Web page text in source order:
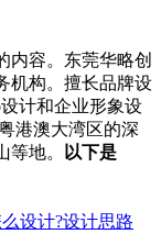
内容。东莞华略创
机构。擅长品牌设
计和企业形象设
港澳大湾区的深
地。
以下是
设计?设计思路